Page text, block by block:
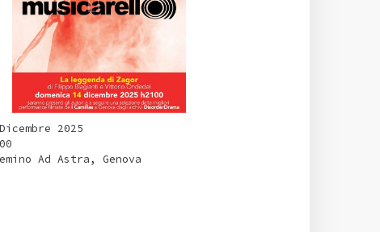
2025
Ad Astra, Genova